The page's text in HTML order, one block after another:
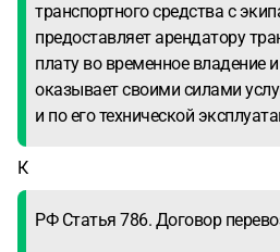
транспортного средства с
предоставляет арендатору
плату во временное владение
оказывает своими силами
и по его технической
К
РФ Статья 786. Договор